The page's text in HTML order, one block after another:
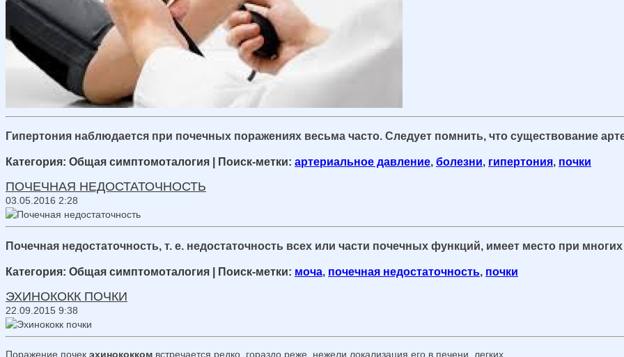
Гипертония наблюдается при почечных поражениях весьма часто. Следует помнить, что существование
Категория: Общая симптомоталогия | Поиск-метки: артериальное давление болезни гипертония почки
ПОЧЕЧНАЯ НЕДОСТАТОЧНОСТЬ
03.05.2016 2:28
Почечная недостаточность, т. е. недостаточность всех или части по­чечных функций, имеет место при
Категория: Общая симптомоталогия | Поиск-метки: моча, почечная недостаточность, почки
ЭХИНОКОКК ПОЧКИ
22.09.2015 9:38
Поражение почек эхинококком встречается редко, гораздо реже, нежели локализация его в печени, легких,